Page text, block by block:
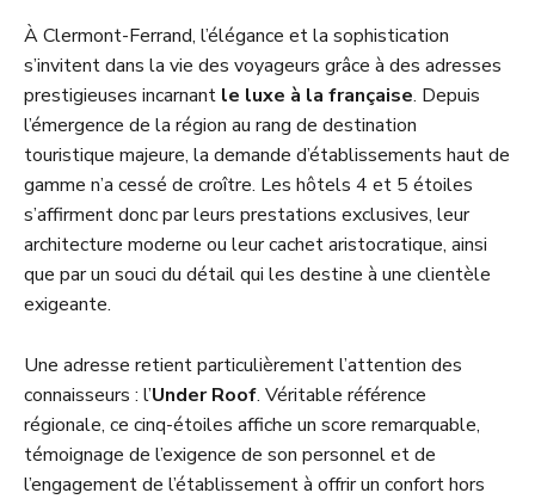
À Clermont-Ferrand, l’élégance et la sophistication
s’invitent dans la vie des voyageurs grâce à des adresses
prestigieuses incarnant le luxe à la française. Depuis
l’émergence de la région au rang de destination
touristique majeure, la demande d’établissements haut de
gamme n’a cessé de croître. Les hôtels 4 et 5 étoiles
s’affirment donc par leurs prestations exclusives, leur
architecture moderne ou leur cachet aristocratique, ainsi
que par un souci du détail qui les destine à une clientèle
exigeante.
Une adresse retient particulièrement l’attention des
connaisseurs : l’Under Roof. Véritable référence
régionale, ce cinq-étoiles affiche un score remarquable,
témoignage de l’exigence de son personnel et de
l’engagement de l’établissement à offrir un confort hors